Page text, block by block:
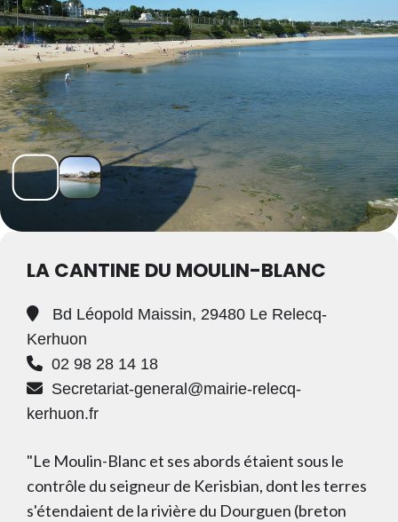
LA CANTINE DU MOULIN-BLANC
Bd Léopold Maissin, 29480 Le Relecq-
Kerhuon
02 98 28 14 18
Secretariat-general@mairie-relecq-
kerhuon.fr
"Le Moulin-Blanc et ses abords étaient sous le
contrôle du seigneur de Kerisbian, dont les terres
s'étendaient de la rivière du Dourguen (breton